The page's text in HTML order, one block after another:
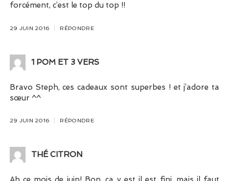
forcément, c’est le top du top !!
29 JUIN 2016 RÉPONDRE
1 POM ET 3 VERS
Bravo Steph, ces cadeaux sont superbes ! et j’adore ta
sœur ^^
29 JUIN 2016 RÉPONDRE
THÉ CITRON